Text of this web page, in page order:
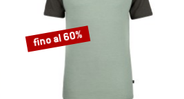
fino al 60%